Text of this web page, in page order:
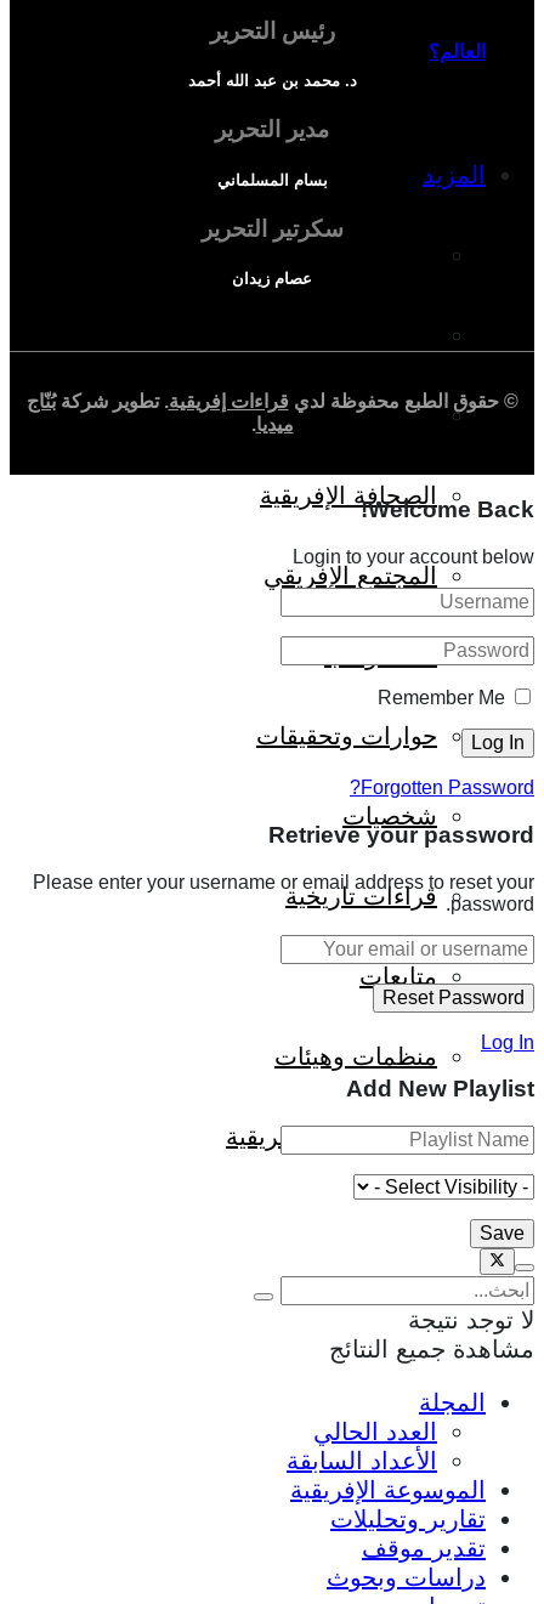
العالم؟
المزيد
الملف الإفريقي
الصحافة الإفريقية
المجتمع الإفريقي
حوارات وتحقيقات
شخصيات
قراءات تاريخية
متابعات
منظمات وهيئات
كتاب قراءات إفريقية
رئيس التحرير
د. محمد بن عبد الله أحمد
مدير التحرير
بسام المسلماني
سكرتير التحرير
عصام زيدان
© حقوق الطبع محفوظة لدي قراءات إفريقية. تطوير شركةبُنّاج
ميديا.
Welcome Back!
Login to your account below
Remember Me
Forgotten Password?
Retrieve your password
Please enter your username or email address to reset your
password.
Log In
Add New Playlist
لا توجد نتيجة
مشاهدة جميع النتائج
المجلة
العدد الحالي
الأعداد السابقة
الموسوعة الإفريقية
تقارير وتحليلات
تقدير موقف
دراسات وبحوث